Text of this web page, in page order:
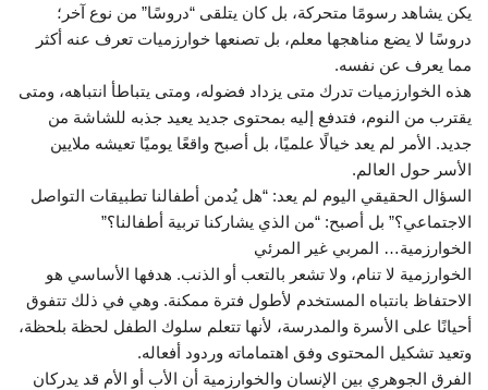
يكن يشاهد رسومًا متحركة، بل كان يتلقى “دروسًا” من نوع آخر؛
دروسًا لا يضع مناهجها معلم، بل تصنعها خوارزميات تعرف عنه أكثر
مما يعرف عن نفسه.
هذه الخوارزميات تدرك متى يزداد فضوله، ومتى يتباطأ انتباهه، ومتى
يقترب من النوم، فتدفع إليه بمحتوى جديد يعيد جذبه للشاشة من
جديد. الأمر لم يعد خيالًا علميًا، بل أصبح واقعًا يوميًا تعيشه ملايين
الأسر حول العالم.
السؤال الحقيقي اليوم لم يعد: “هل يُدمن أطفالنا تطبيقات التواصل
الاجتماعي؟” بل أصبح: “من الذي يشاركنا تربية أطفالنا؟”
الخوارزمية… المربي غير المرئي
الخوارزمية لا تنام، ولا تشعر بالتعب أو الذنب. هدفها الأساسي هو
الاحتفاظ بانتباه المستخدم لأطول فترة ممكنة. وهي في ذلك تتفوق
أحيانًا على الأسرة والمدرسة، لأنها تتعلم سلوك الطفل لحظة بلحظة،
وتعيد تشكيل المحتوى وفق اهتماماته وردود أفعاله.
الفرق الجوهري بين الإنسان والخوارزمية أن الأب أو الأم قد يدركان